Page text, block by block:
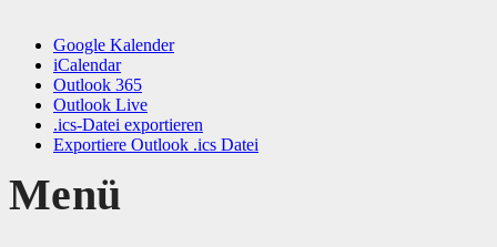
Google Kalender
iCalendar
Outlook 365
Outlook Live
.ics-Datei exportieren
Exportiere Outlook .ics Datei
Menü